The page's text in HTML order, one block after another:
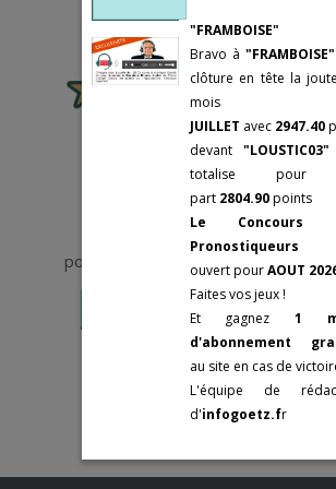
d’analyse.
Mes cotations
sont des
Statistiques
"VRAIES".
Elles sont le
résultat d'un an
de travail sur le
terrain et
d'algorithmes
faisant appel à
L’intelligence
artificielle.
Dans tous les
médias officiels
sont fausses, ces
« tuyauteurs »,
75002 Paris
Tél: +33(0)9-73-
87-48-48
Fermer
25 février:
PRIX DE PARIS
3 mars:
SELECTION
Groupes II
6 novembre:PRIX
REYNOLDS
6 novembre:PRIX
REINE DU CORTA
6 novembre:PRIX
ABEL BASSIGNY
9 novembre:
PRIX
MARCEL LAURENT
9 novembre:PRIX
OLRY-ROEDERER
13 novembre:
19 novembre:PRIX
"FRAMBOISE"
Bravo à"FRAMBOISE"
clôture en tête la
mois
JUILLET avec 2947.40
devant"LOUSTIC03"
totalise
pour
part 2804.90points
Le Concours
Pronostiqueurs
ouvert pourAOUT
Faites vos jeux !
Et gagnez 1
d'abonnement
au site en cas de
L'équipe de
d'infogoetz.fr
Le pronostic
Vous devez être abonné et
pour accéder aux Pronostics et
SE